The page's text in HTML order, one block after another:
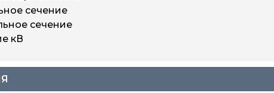
сечение
сечение
кВ